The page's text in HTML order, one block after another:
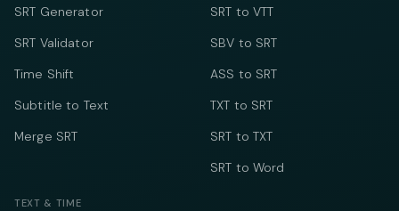
SRT Generator
SRT Validator
Time Shift
Subtitle to Text
Merge SRT
SRT to VTT
SBV to SRT
ASS to SRT
TXT to SRT
SRT to TXT
SRT to Word
TEXT & TIME